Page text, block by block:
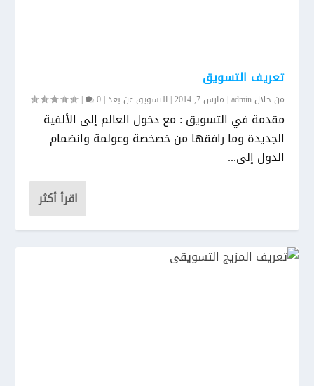
تعريف التسويق
من خلالadmin
| مارس 7, 2014 |التسويق عن بعد|
0
|
مقدمة في التسويق : مع دخول العالم إلى الألفية
الجديدة وما رافقها من خصخصة وعولمة وانضمام
الدول إلى...
اقرأ أكثر